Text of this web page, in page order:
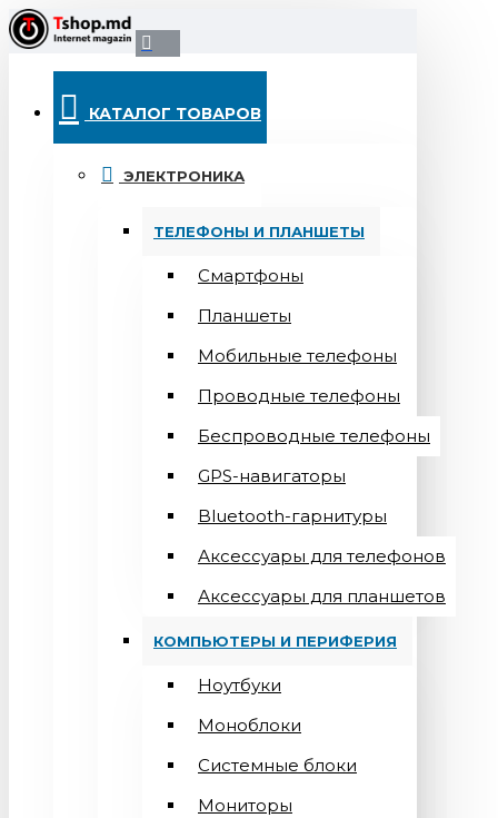
КАТАЛОГ ТОВАРОВ
ЭЛЕКТРОНИКА
ТЕЛЕФОНЫ И ПЛАНШЕТЫ
Смартфоны
Планшеты
Мобильные телефоны
Проводные телефоны
Беспроводные телефоны
GPS-навигаторы
Bluetooth-гарнитуры
Аксессуары для телефонов
Аксессуары для планшетов
КОМПЬЮТЕРЫ И ПЕРИФЕРИЯ
Ноутбуки
Моноблоки
Системные блоки
Мониторы